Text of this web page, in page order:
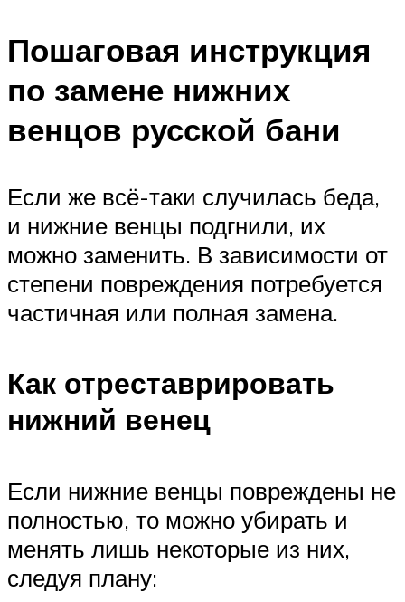
Пошаговая инструкция
по замене нижних
венцов русской бани
Если же всё-таки случилась беда,
и нижние венцы подгнили, их
можно заменить. В зависимости от
степени повреждения потребуется
частичная или полная замена.
Как отреставрировать
нижний венец
Если нижние венцы повреждены не
полностью, то можно убирать и
менять лишь некоторые из них,
следуя плану: